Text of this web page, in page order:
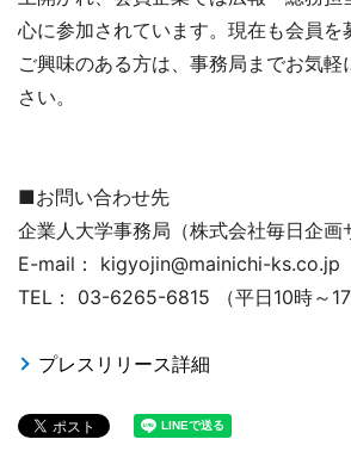
心に参加されています。現在も会員を
ご興味のある方は、事務局までお気
さい。
■お問い合わせ先
企業人大学事務局（株式会社毎日企画
E-mail： kigyojin@mainichi-ks.co.jp
TEL： 03-6265-6815 （平日10時～17
プレスリリース詳細